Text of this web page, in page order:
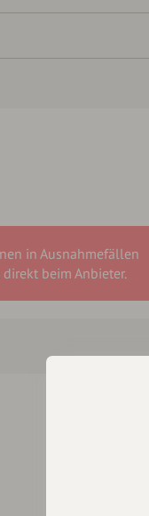
in Ausnahmefällen
beim Anbieter.